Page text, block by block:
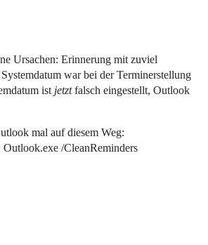
Ursachen: Erinnerung mit zuviel
war bei der Terminerstellung
ist jetztfalsch eingestellt, Outlook
mal auf diesem Weg:
/CleanReminders